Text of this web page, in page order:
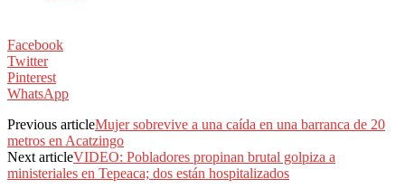
Facebook
Twitter
Pinterest
WhatsApp
Previous articleMujer sobrevive a una caída en una barranca de 20
metros en Acatzingo
Next articleVIDEO: Pobladores propinan brutal golpiza a
ministeriales en Tepeaca; dos están hospitalizados